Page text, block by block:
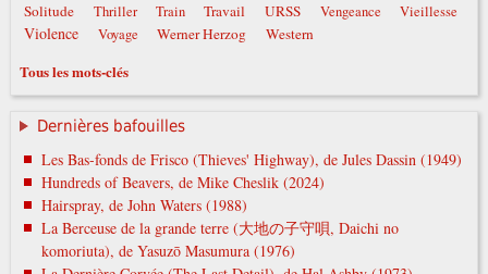
Solitude
Thriller Train Travail URSS Vengeance Vieillesse
Violence Voyage Werner Herzog Western
Tous les mots-clés
Dernières bafouilles
Les Bas-fonds de Frisco (Thieves' Highway), de Jules Dassin (1949)
Hundreds of Beavers, de Mike Cheslik (2024)
Hairspray, de John Waters (1988)
La Berceuse de la grande terre (大地の子守唄, Daichi no
komoriuta), de Yasuzō Masumura (1976)